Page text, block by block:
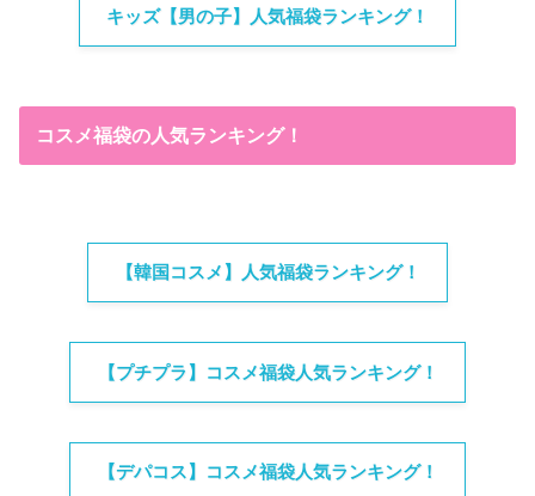
キッズ【男の子】人気福袋ランキング！
コスメ福袋の人気ランキング！
【韓国コスメ】人気福袋ランキング！
【プチプラ】コスメ福袋人気ランキング！
【デパコス】コスメ福袋人気ランキング！